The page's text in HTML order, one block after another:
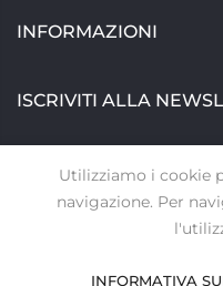
INFORMAZIONI
ISCRIVITI ALLA
Annunziata
Utilizziamo i cookie
navigazione. Per
INFORMATIVA